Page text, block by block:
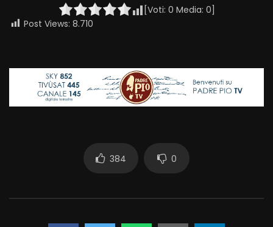
[Voti: 0 Media: 0]
Post Views: 8.710
384 0